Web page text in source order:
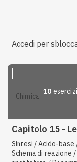
Accedi per
chimica
10 esercizi
Capitolo 15 -
Sintesi / Acido-base
Schema di reazione